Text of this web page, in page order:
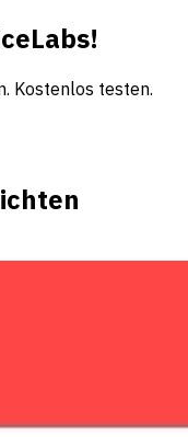
Kostenlos testen.